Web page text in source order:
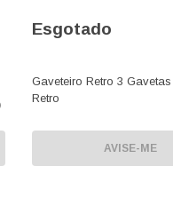
Esgotado
Gaveteiro Retro 3 Gavetas
Retro
AVISE-ME